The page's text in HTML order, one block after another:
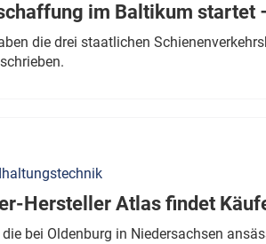
Infrastruktur & Ausrüstung
ÖPNV
im Baltikum startet
die drei staatlichen
Hersteller Atlas findet
bei Oldenburg in Niedersachsen